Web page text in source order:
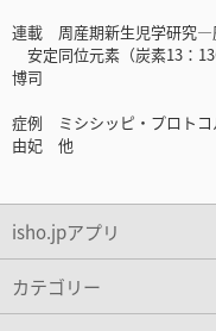
連載 周産期新生児学研究―
安定同位元素（炭素13：
博司
症例 ミシシッピ・プロト
由妃 他
isho.jpアプリ
カテゴリー